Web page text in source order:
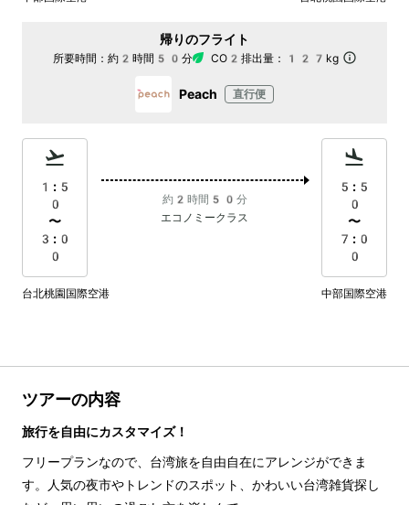
帰りのフライト
所要時間： 約2時間50分 CO2排出量： 127kg
Peach 直行便
1:5
0
〜
3:0
0
約2時間50分
エコノミークラス
5:5
0
〜
7:0
0
台北桃園国際空港 中部国際空港
ツアーの内容
旅行を自由にカスタマイズ！
フリープランなので、台湾旅を自由自在にアレンジができま
す。人気の夜市やトレンドのスポット、かわいい台湾雑貨探し